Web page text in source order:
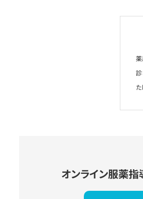
診
た
オンライン服薬